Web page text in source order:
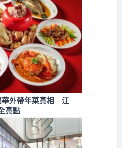
華外帶年菜亮相 江
亮點